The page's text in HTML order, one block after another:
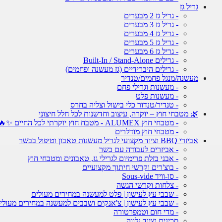
גריל גז
- גריל גז 2 מבערים
- גריל גז 3 מבערים
- גריל גז 4 מבערים
- גריל גז 5 מבערים
- גריל גז 6 מבערים
- גרילים Built-In / Stand-Alone
- גרילים היברידיים (גז מעשנה ופחמים)
מעשנה/מנגל פחמים/טנדיר
- מעשנות וגרילי פחם
- מעשנות פלט
- טנדיר/טנדור כלי בישול וצליה בחרס
🌿 מטבחי חוץ – יוקרה, עיצוב וחדשנות לכל חלל חיצוני
- מטבחי חוץ ALUMEX - מטבח חוץ יוקרתי לכל החיים ✨🔥
- מטבחי חוץ מודלרים
אביזרי BBQ וציוד מקצועי לגריל מעשנות טאבון וטיפול בבשר
- אביזרים לעבודה עם בשר
- אבני בזלת פרימיום לגרילי גז, טאבונים ומטבחי חוץ
- בוצ'רים וקרשי חיתוך מקצועיים
- סו-וויד Sous-vide
- צלחות וקרשי הגשה
- שבבי עץ לעישון | פלט למעשנה במחירים מעולים
- שבבי עץ לעישון | צ'אנקים ושבבים למעשנה במחירים
- מדי חום וטמפרטורה